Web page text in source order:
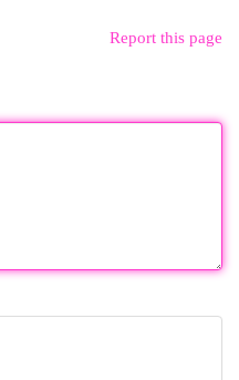
Report this page